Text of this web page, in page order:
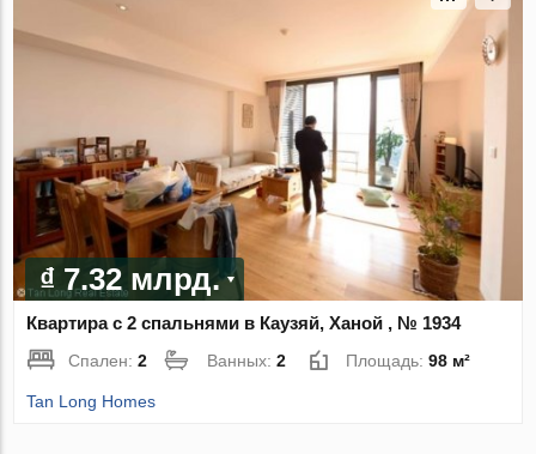
₫ 7.32 млрд.
Квартира с 2 спальнями в Каузяй, Ханой , № 1934
Спален:2 Ванных:2 Площадь:98 м²
Tan Long Homes